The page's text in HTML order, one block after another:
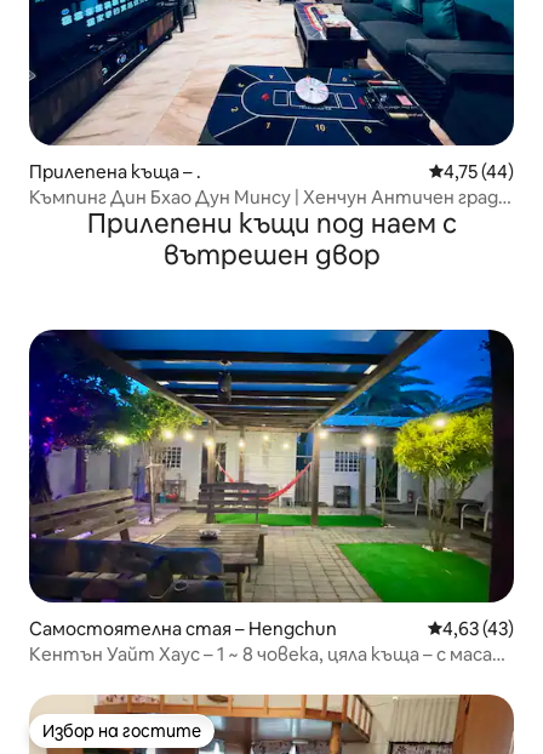
Прилепена къща – . Средна
4,75 (44)
Къмпинг Дин Бхао Дун Минсу | Хенчун Античен град,
три спални, за 8 – 10 души, барбекю/пеене/
електронен маа джан/тексаски покер/басейн за
плуване/пеша до трансферния терминал, 5 минути
Прилепени къщи под наем с
вътрешен двор
Самостоятелна стая – Hengchun Средна
4,63 (43)
Кентън Уайт Хаус – 1 ~ 8 човека, цяла къща – с маса
Избор на гостите
Избор на гостите